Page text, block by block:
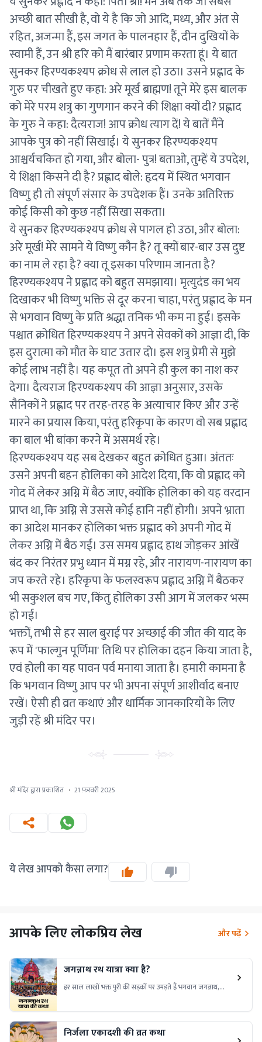
अच्छी बात सीखी है, वो ये है कि जो आदि, मध्य, और अंत से
रहित, अजन्मा हैं, इस जगत के पालनहार हैं, दीन दुखियों के
स्वामी हैं, उन श्री हरि को मैं बारंबार प्रणाम करता हूं। ये बात
सुनकर हिरण्यकश्यप क्रोध से लाल हो उठा। उसने प्रह्लाद के
गुरु पर चीखते हुए कहा: अरे मूर्ख ब्राह्मण! तूने मेरे इस बालक
को मेरे परम शत्रु का गुणगान करने की शिक्षा क्यों दी? प्रह्लाद
के गुरु ने कहा: दैत्यराज! आप क्रोध त्याग दें! ये बातें मैंने
आपके पुत्र को नहीं सिखाई। ये सुनकर हिरण्यकश्यप
आश्चर्यचकित हो गया, और बोला- पुत्र! बताओ, तुम्हें ये उपदेश,
ये शिक्षा किसने दी है? प्रह्लाद बोले: हृदय में स्थित भगवान
विष्णु ही तो संपूर्ण संसार के उपदेशक हैं। उनके अतिरिक्त
कोई किसी को कुछ नहीं सिखा सकता।
ये सुनकर हिरण्यकश्यप क्रोध से पागल हो उठा, और बोला:
अरे मूर्ख! मेरे सामने ये विष्णु कौन है? तू क्यों बार-बार उस दुष्ट
का नाम ले रहा है? क्या तू इसका परिणाम जानता है?
हिरण्यकश्यप ने प्रह्लाद को बहुत समझाया। मृत्युदंड का भय
दिखाकर भी विष्णु भक्ति से दूर करना चाहा, परंतु प्रह्लाद के मन
से भगवान विष्णु के प्रति श्रद्धा तनिक भी कम ना हुई। इसके
पश्चात क्रोधित हिरण्यकश्यप ने अपने सेवकों को आज्ञा दी, कि
इस दुरात्मा को मौत के घाट उतार दो। इस शत्रु प्रेमी से मुझे
कोई लाभ नहीं है। यह कपूत तो अपने ही कुल का नाश कर
देगा। दैत्यराज हिरण्यकश्यप की आज्ञा अनुसार, उसके
सैनिकों ने प्रह्लाद पर तरह-तरह के अत्याचार किए और उन्हें
मारने का प्रयास किया, परंतु हरिकृपा के कारण वो सब प्रह्लाद
का बाल भी बांका करने में असमर्थ रहे।
हिरण्यकश्यप यह सब देखकर बहुत क्रोधित हुआ। अंततः
उसने अपनी बहन होलिका को आदेश दिया, कि वो प्रह्लाद को
गोद में लेकर अग्नि में बैठ जाए, क्योंकि होलिका को यह वरदान
प्राप्त था, कि अग्नि से उससे कोई हानि नहीं होगी। अपने भ्राता
का आदेश मानकर होलिका भक्त प्रह्लाद को अपनी गोद में
लेकर अग्नि में बैठ गई। उस समय प्रह्लाद हाथ जोड़कर आंखें
बंद कर निरंतर प्रभु ध्यान में मग्न रहे, और नारायण-नारायण का
जप करते रहे। हरिकृपा के फलस्वरूप प्रह्लाद अग्नि में बैठकर
भी सकुशल बच गए, किंतु होलिका उसी आग में जलकर भस्म
हो गई।
भक्तों, तभी से हर साल बुराई पर अच्छाई की जीत की याद के
रूप में 'फाल्गुन पूर्णिमा' तिथि पर होलिका दहन किया जाता है,
एवं होली का यह पावन पर्व मनाया जाता है। हमारी कामना है
कि भगवान विष्णु आप पर भी अपना संपूर्ण आशीर्वाद बनाए
रखें। ऐसी ही व्रत कथाएं और धार्मिक जानकारियों के लिए
जुड़ी रहें श्री मंदिर पर।
श्री मंदिर द्वारा प्रकाशित · 21 फ़रवरी 2025
ये लेख आपको कैसा लगा?
आपके लिए लोकप्रिय लेख और पढ़ें
जगन्नाथ रथ यात्रा क्या है?
हर साल लाखों भक्त पुरी की सड़कों पर उमड़ते हैं भगवान जगन्नाथ,
क्या है इस दिव्य यात्रा का रहस्य।
निर्जला एकादशी की व्रत कथा